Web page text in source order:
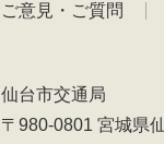
ご意見・ご質問
仙台市交通局
〒980-0801 宮城県